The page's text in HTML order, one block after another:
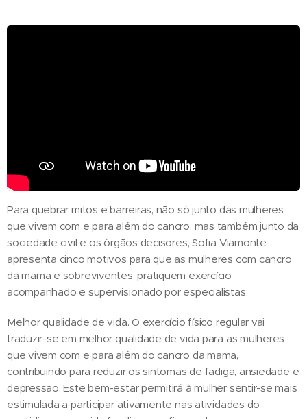
Para quebrar mitos e barreiras, não só junto das mulheres
que vivem com e para além do cancro, mas também junto da
sociedade civil e os órgãos decisores, Sofia Viamonte
apresenta cinco motivos para que as mulheres com cancro
da mama e sobreviventes, pratiquem exercício
acompanhado e supervisionado por especialistas:
Melhor qualidade de vida. O exercício físico regular vai
traduzir-se em melhor qualidade de vida para as mulheres
que vivem com e para além do cancro da mama,
contribuindo para reduzir os sintomas de fadiga, ansiedade e
depressão. Este bem-estar permitirá à mulher sentir-se mais
estimulada a participar ativamente nas atividades do